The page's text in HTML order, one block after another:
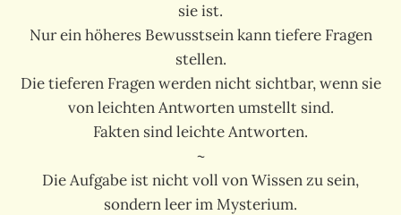
sie ist.
Nur ein höheres Bewusstsein kann tiefere Fragen
stellen.
Die tieferen Fragen werden nicht sichtbar, wenn sie
von leichten Antworten umstellt sind.
Fakten sind leichte Antworten.
~
Die Aufgabe ist nicht voll von Wissen zu sein,
sondern leer im Mysterium.